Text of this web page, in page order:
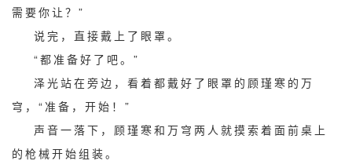
需要你让？”
说完，直接戴上了眼罩。
“都准备好了吧。”
泽光站在旁边，看着都戴好了眼罩的顾瑾寒的万
穹，“准备，开始！”
声音一落下，顾瑾寒和万穹两人就摸索着面前桌上
的枪械开始组装。